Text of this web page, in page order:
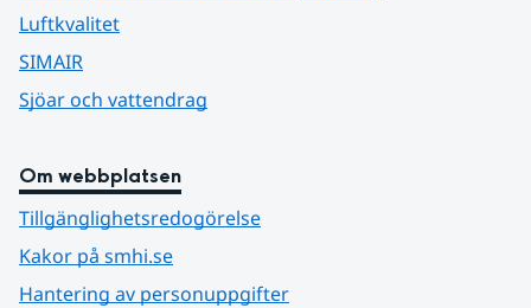
Luftkvalitet
SIMAIR
Sjöar och vattendrag
Om webbplatsen
Tillgänglighetsredogörelse
Kakor på smhi.se
Hantering av personuppgifter